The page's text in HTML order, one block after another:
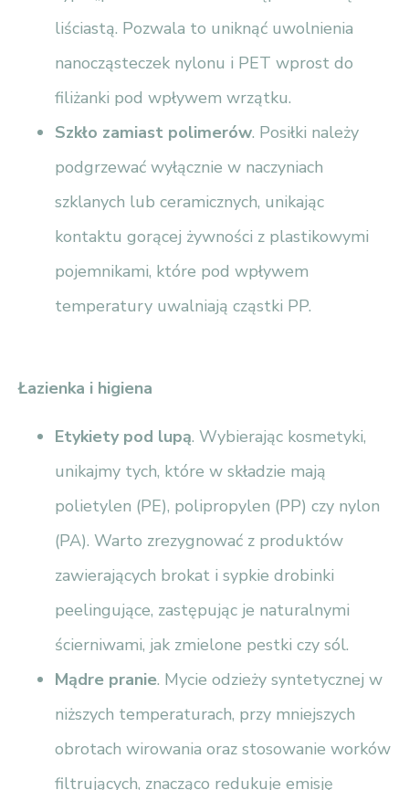
liściastą. Pozwala to uniknąć uwolnienia
nanocząsteczek nylonu i PET wprost do
filiżanki pod wpływem wrzątku.
Szkło zamiast polimerów. Posiłki należy
podgrzewać wyłącznie w naczyniach
szklanych lub ceramicznych, unikając
kontaktu gorącej żywności z plastikowymi
pojemnikami, które pod wpływem
temperatury uwalniają cząstki PP.
Łazienka i higiena
Etykiety pod lupą. Wybierając kosmetyki,
unikajmy tych, które w składzie mają
polietylen (PE), polipropylen (PP) czy nylon
(PA). Warto zrezygnować z produktów
zawierających brokat i sypkie drobinki
peelingujące, zastępując je naturalnymi
ścierniwami, jak zmielone pestki czy sól.
Mądre pranie. Mycie odzieży syntetycznej w
niższych temperaturach, przy mniejszych
obrotach wirowania oraz stosowanie worków
filtrujących, znacząco redukuje emisję